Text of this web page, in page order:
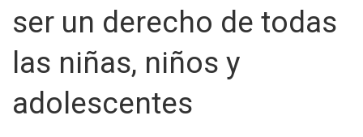
D
O
ser un derecho de todas
las niñas, niños y
adolescentes